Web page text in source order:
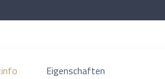
Eigenschaften